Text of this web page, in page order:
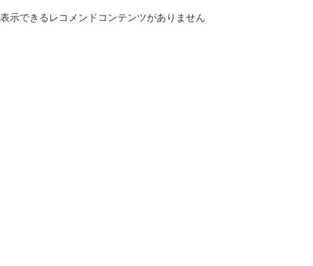
表示できるレコメンドコンテンツがありません